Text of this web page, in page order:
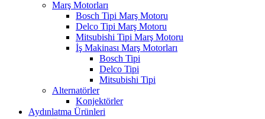
Marş Motorları
Bosch Tipi Marş Motoru
Delco Tipi Marş Motoru
Mitsubishi Tipi Marş Motoru
İş Makinası Marş Motorları
Bosch Tipi
Delco Tipi
Mitsubishi Tipi
Alternatörler
Konjektörler
Aydınlatma Ürünleri